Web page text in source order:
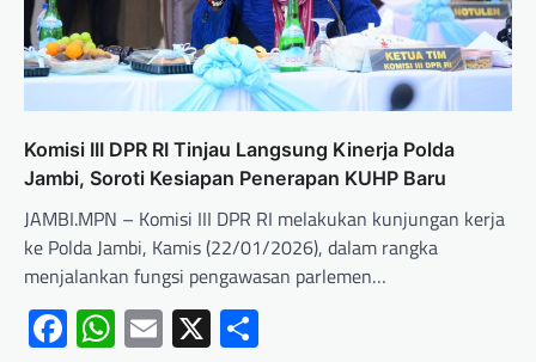
Komisi III DPR RI Tinjau Langsung Kinerja Polda
Jambi, Soroti Kesiapan Penerapan KUHP Baru
JAMBI.MPN – Komisi III DPR RI melakukan kunjungan kerja
ke Polda Jambi, Kamis (22/01/2026), dalam rangka
menjalankan fungsi pengawasan parlemen…
Facebook
WhatsApp
Email
X